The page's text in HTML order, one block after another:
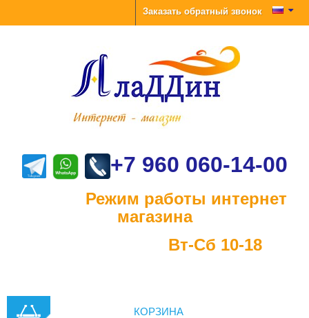
Заказать обратный звонок
+7 960 060-14-00
Режим работы интернет
магазина
Вт-Сб 10-18
КОРЗИНА